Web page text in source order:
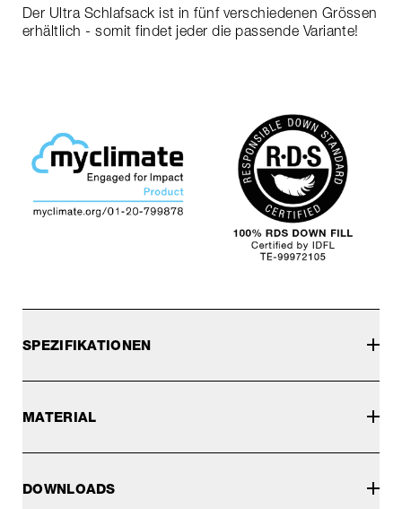
Der Ultra Schlafsack ist in fünf verschiedenen Grössen
erhältlich - somit findet jeder die passende Variante!
SPEZIFIKATIONEN
MATERIAL
DOWNLOADS